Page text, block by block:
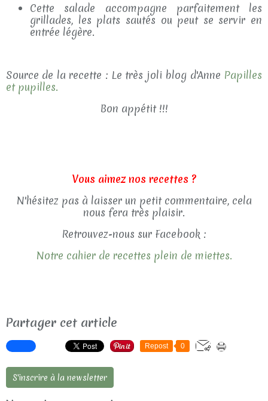
Cette salade accompagne parfaitement les
grillades, les plats sautés ou peut se servir en
entrée légère.
Source de la recette : Le très joli blog d'Anne Papilles
et pupilles.
Bon appétit !!!
Vous aimez nos recettes ?
N'hésitez pas à laisser un petit commentaire, cela
nous fera très plaisir.
Retrouvez-nous sur Facebook :
Notre cahier de recettes plein de miettes.
Partager cet article
Repost 0
S'inscrire à la newsletter